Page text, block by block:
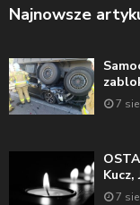
Najnowsze
7
7